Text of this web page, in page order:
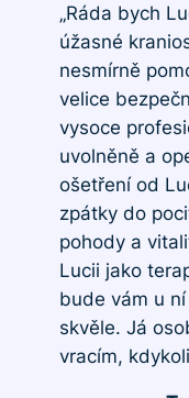
„Ráda bych
úžasné
nesmírně
velice
vysoce
uvolněně a
ošetření od
zpátky do
pohody a
Lucii jako
bude vám u
skvěle. Já
vracím,